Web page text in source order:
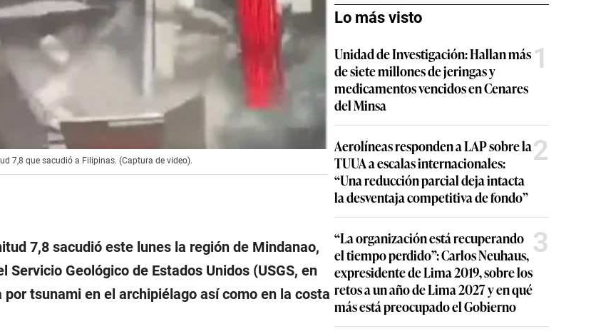
7,8 que sacudió a Filipinas. (Captura de video).
7,8 sacudió este lunes la región de Mindanao,
Servicio Geológico de Estados Unidos (USGS, en
tsunami en el archipiélago así como en la costa
Lo más visto
Unidad de Investigación: Hallan más
de siete millones de jeringas y
medicamentos vencidos en Cenares
del Minsa
1
Aerolíneas responden a LAP sobre la
TUUA a escalas internacionales:
“Una reducción parcial deja intacta
la desventaja competitiva de fondo”
2
“La organización está recuperando
el tiempo perdido”: Carlos Neuhaus,
expresidente de Lima 2019, sobre los
retos a un año de Lima 2027 y en qué
más está preocupado el Gobierno
3